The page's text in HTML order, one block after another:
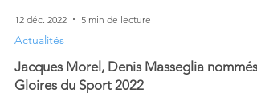
12 déc. 2022
Actualités
Jacques Morel, Denis Masseglia nommés